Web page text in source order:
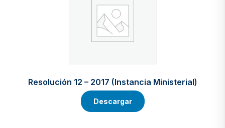
Resolución 12 – 2017 (Instancia Ministerial)
Descargar